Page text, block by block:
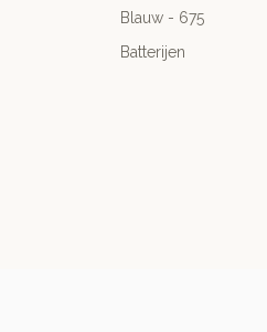
Blauw - 675
Batterijen